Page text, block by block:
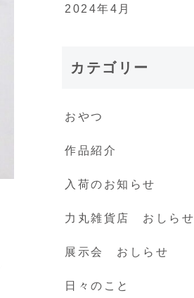
2024年4月
カテゴリー
おやつ
作品紹介
入荷のお知らせ
力丸雑貨店 おしらせ
展示会 おしらせ
日々のこと